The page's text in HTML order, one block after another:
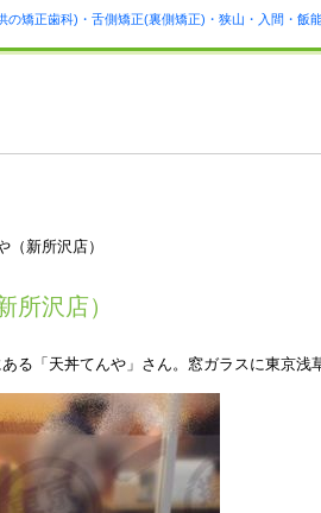
矯正歯科)・舌側矯正(裏側矯正)・狭山・入間・飯
新所沢店）
所沢店）
る「天丼てんや」さん。窓ガラスに東京浅